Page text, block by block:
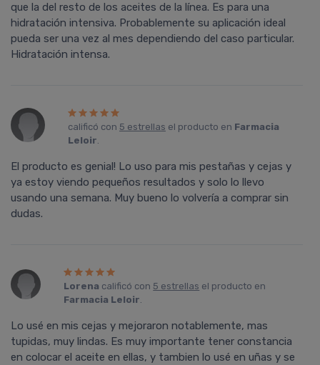
que la del resto de los aceites de la línea. Es para una
hidratación intensiva. Probablemente su aplicación ideal
pueda ser una vez al mes dependiendo del caso particular.
Hidratación intensa.
calificó con 5 estrellas el producto en Farmacia
Leloir.
El producto es genial! Lo uso para mis pestañas y cejas y
ya estoy viendo pequeños resultados y solo lo llevo
usando una semana. Muy bueno lo volvería a comprar sin
dudas.
Lorena calificó con 5 estrellas el producto en
Farmacia Leloir.
Lo usé en mis cejas y mejoraron notablemente, mas
tupidas, muy lindas. Es muy importante tener constancia
en colocar el aceite en ellas, y tambien lo usé en uñas y se